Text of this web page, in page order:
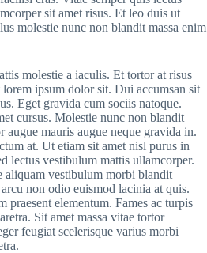
sit amet risus. Et leo duis ut
molestie nunc non blandit massa enim
molestie a iaculis. Et tortor at risus
ipsum dolor sit. Dui accumsan sit
Eget gravida cum sociis natoque.
cursus. Molestie nunc non blandit
augue mauris augue neque gravida in.
at. Ut etiam sit amet nisl purus in
lectus vestibulum mattis ullamcorper.
aliquam vestibulum morbi blandit
non odio euismod lacinia at quis.
praesent elementum. Fames ac turpis
Sit amet massa vitae tortor
feugiat scelerisque varius morbi